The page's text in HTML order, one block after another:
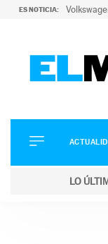
ES NOTICIA:
ELÉCTRICOS
CONDUCIR
LO